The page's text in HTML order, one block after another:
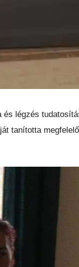
légzés
tanította